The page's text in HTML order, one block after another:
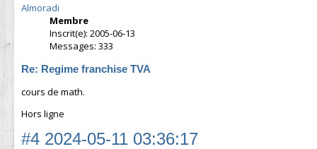
Almoradi
Membre
Inscrit(e): 2005-06-13
Messages: 333
Re: Regime franchise TVA
cours de math.
Hors ligne
#4 2024-05-11 03:36:17